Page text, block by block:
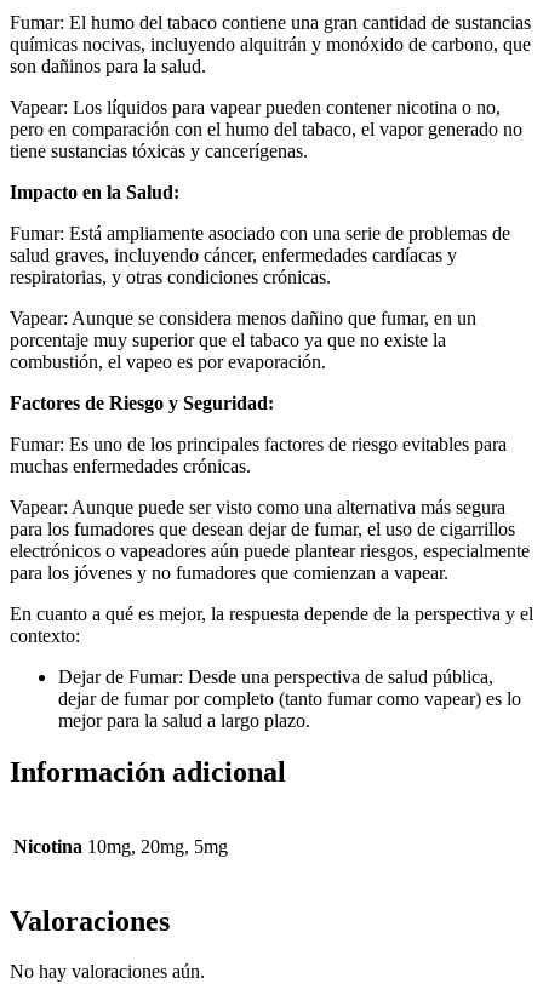
Fumar: El humo del tabaco contiene una gran cantidad de sustancias
químicas nocivas, incluyendo alquitrán y monóxido de carbono, que
son dañinos para la salud.
Vapear: Los líquidos para vapear pueden contener nicotina o no,
pero en comparación con el humo del tabaco, el vapor generado no
tiene sustancias tóxicas y cancerígenas.
Impacto en la Salud:
Fumar: Está ampliamente asociado con una serie de problemas de
salud graves, incluyendo cáncer, enfermedades cardíacas y
respiratorias, y otras condiciones crónicas.
Vapear: Aunque se considera menos dañino que fumar, en un
porcentaje muy superior que el tabaco ya que no existe la
combustión, el vapeo es por evaporación.
Factores de Riesgo y Seguridad:
Fumar: Es uno de los principales factores de riesgo evitables para
muchas enfermedades crónicas.
Vapear: Aunque puede ser visto como una alternativa más segura
para los fumadores que desean dejar de fumar, el uso de cigarrillos
electrónicos o vapeadores aún puede plantear riesgos, especialmente
para los jóvenes y no fumadores que comienzan a vapear.
En cuanto a qué es mejor, la respuesta depende de la perspectiva y el
contexto:
Dejar de Fumar: Desde una perspectiva de salud pública,
dejar de fumar por completo (tanto fumar como vapear) es lo
mejor para la salud a largo plazo.
Información adicional
Nicotina 10mg, 20mg, 5mg
Valoraciones
No hay valoraciones aún.